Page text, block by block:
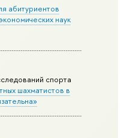
абитуриентов
наук
спорта
шахматистов в